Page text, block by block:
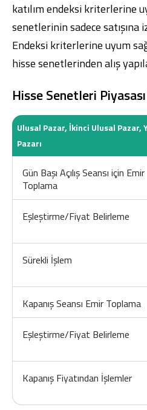
katılım endeksi kriterlerine
senetlerinin sadece satışına
Endeksi kriterlerine uyum
hisse senetlerinden alış
Hisse Senetleri
Ulusal Pazar, İkinci Ulusal Pazar,
Pazarı
Gün Başı Açılış Seansı için Emir
Toplama
Eşleştirme/Fiyat Belirleme
Sürekli İşlem
Kapanış Seansı Emir Toplama
Eşleştirme/Fiyat Belirleme
Kapanış Fiyatından İşlemler